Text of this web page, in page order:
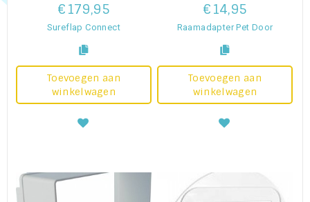
€179,95
Sureflap Connect
Toevoegen aan
winkelwagen
€14,95
Raamadapter Pet Door
Toevoegen aan
winkelwagen